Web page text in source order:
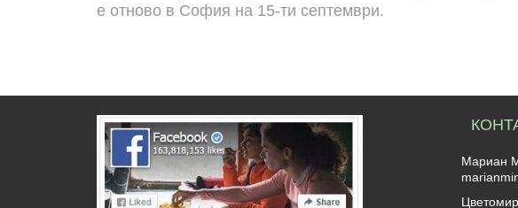
е отново в София на 15-ти септември.
Мариан